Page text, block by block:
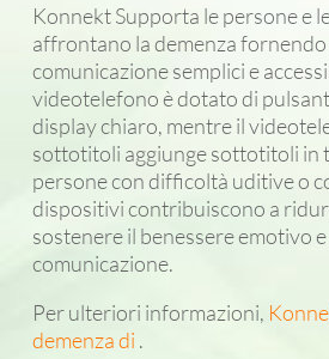
Konnekt Supporta le persone e
affrontano la demenza
comunicazione semplici e
videotelefono è dotato di
display chiaro, mentre il
sottotitoli aggiunge sottotitoli in
persone con difficoltà uditive o
dispositivi contribuiscono a
sostenere il benessere emotivo
comunicazione.
Per ulteriori informazioni,
demenza di .